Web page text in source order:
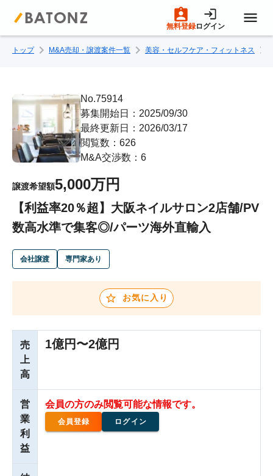
無料登録ログイン
トップページ
M&A案件一覧
売りたい方へ
成約事例
M&A専門家の方へ
トップ M&A売却・譲渡案件一覧 美容・セルフケア・フィットネス
No.75914
募集開始日：2025/09/30
最終更新日：2026/03/17
閲覧数：626
M&A交渉数：6
譲渡希望額5,000万円
【利益率20％超】大阪ネイルサロン2店舗/PV
数高水準で集客◎/パーツ海外直輸入
会社譲渡 専門家あり
お気に入り
売
上
高
1億円〜2億円
営
業
利
益
会員の方のみ閲覧可能な情報です。
会員登録 ログイン